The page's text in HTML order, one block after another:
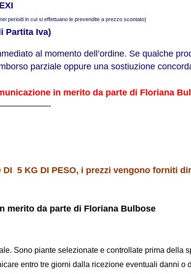
periodi in cui si effettuano le prevendite a prezzo scontato)
Partita Iva)
al momento dell’ordine. Se qualche
parziale oppure una sostiuzione
in merito da parte di Floriana
DI 5 KG DI PESO, i prezzi vengono forniti
merito da parte di Floriana Bulbose
Sono piante selezionate e controllate prima della
entro tre giorni dalla ricezione eventuali danni o